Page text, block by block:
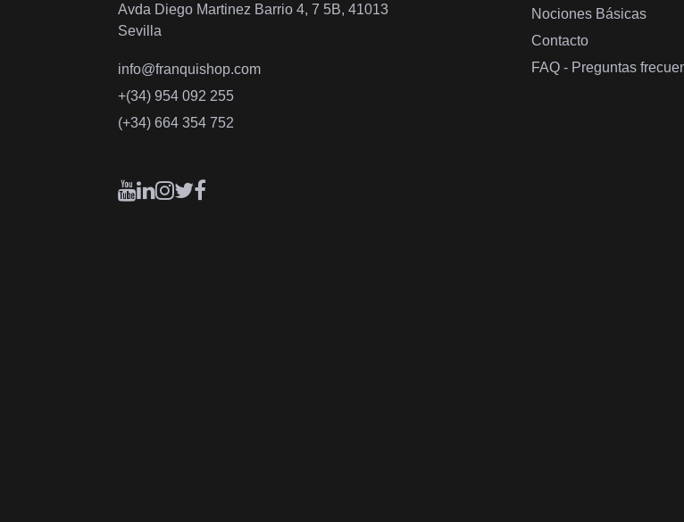
Avda Diego Martinez Barrio 4, 7 5B, 41013
Sevilla
info@franquishop.com
+(34) 954 092 255
(+34) 664 354 752
Nociones Básicas
Contacto
FAQ - Preguntas